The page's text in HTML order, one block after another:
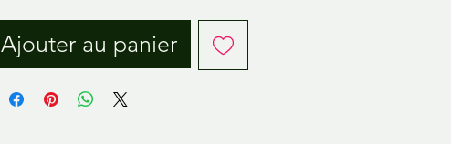
Ajouter au panier